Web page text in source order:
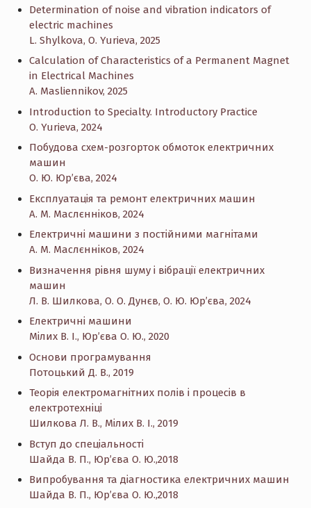
Determination of noise and vibration indicators of
electric machines
L. Shylkova, O. Yurieva, 2025
Calculation of Characteristics of a Permanent Magnet
in Electrical Machines
A. Masliennikov, 2025
Introduction to Specialty. Introductory Practice
O. Yurieva, 2024
Побудова схем-розгорток обмоток електричних
машин
О. Ю. Юр’єва, 2024
Експлуатація та ремонт електричних машин
А. М. Маслєнніков, 2024
Електричні машини з постійними магнітами
А. М. Маслєнніков, 2024
Визначення рівня шуму і вібрації електричних
машин
Л. В. Шилкова, О. О. Дунєв, О. Ю. Юр’єва, 2024
Електричні машини
Мілих В. І., Юр’єва О. Ю., 2020
Основи програмування
Потоцький Д. В., 2019
Теорія електромагнітних полів і процесів в
електротехніці
Шилкова Л. В., Мілих В. І., 2019
Вступ до спеціальності
Шайда В. П., Юр’єва О. Ю.,2018
Випробування та діагностика електричних машин
Шайда В. П., Юр’єва О. Ю.,2018